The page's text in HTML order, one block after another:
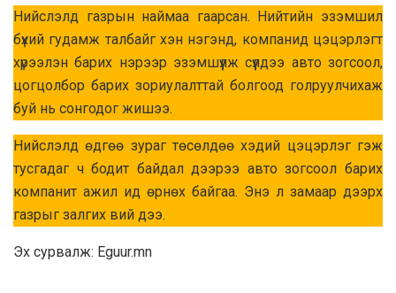
Нийслэлд газрын наймаа гаарсан. Нийтийн эзэмшил
бүхий гудамж талбайг хэн нэгэнд, компанид цэцэрлэгт
хүрээлэн барих нэрээр эзэмшүүлж сүүлдээ авто зогсоол,
цогцолбор барих зориулалттай болгоод голруулчихаж
буй нь сонгодог жишээ.
Нийслэлд өдгөө зураг төсөлдөө хэдий цэцэрлэг гэж
тусгадаг ч бодит байдал дээрээ авто зогсоол барих
компанит ажил ид өрнөх байгаа. Энэ л замаар дээрх
газрыг залгих вий дээ.
Эх сурвалж: Eguur.mn